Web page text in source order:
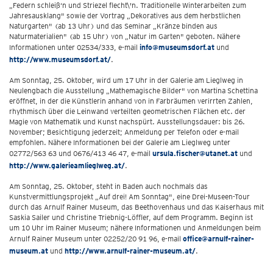
„Federn schleiß‘n und Striezel flecht\'n. Traditionelle Winterarbeiten zum
Jahresausklang" sowie der Vortrag „Dekoratives aus dem herbstlichen
Naturgarten" (ab 13 Uhr) und das Seminar „Kränze binden aus
Naturmaterialien" (ab 15 Uhr) von „Natur im Garten" geboten. Nähere
Informationen unter 02534/333, e-mail info@museumsdorf.at und
http://www.museumsdorf.at/.
Am Sonntag, 25. Oktober, wird um 17 Uhr in der Galerie am Lieglweg in
Neulengbach die Ausstellung „Mathemagische Bilder" von Martina Schettina
eröffnet, in der die Künstlerin anhand von in Farbräumen verirrten Zahlen,
rhythmisch über die Leinwand verteilten geometrischen Flächen etc. der
Magie von Mathematik und Kunst nachspürt. Ausstellungsdauer: bis 26.
November; Besichtigung jederzeit; Anmeldung per Telefon oder e-mail
empfohlen. Nähere Informationen bei der Galerie am Lieglweg unter
02772/563 63 und 0676/413 46 47, e-mail ursula.fischer@utanet.at und
http://www.galerieamlieglweg.at/.
Am Sonntag, 25. Oktober, steht in Baden auch nochmals das
Kunstvermittlungsprojekt „Auf drei! Am Sonntag", eine Drei-Museen-Tour
durch das Arnulf Rainer Museum, das Beethovenhaus und das Kaiserhaus mit
Saskia Sailer und Christine Triebnig-Löffler, auf dem Programm. Beginn ist
um 10 Uhr im Rainer Museum; nähere Informationen und Anmeldungen beim
Arnulf Rainer Museum unter 02252/20 91 96, e-mail office@arnulf-rainer-
museum.at und http://www.arnulf-rainer-museum.at/.